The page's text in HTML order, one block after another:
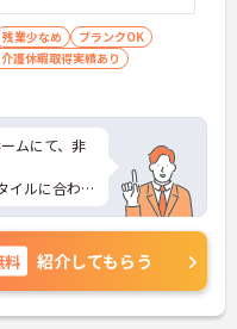
残業少なめ
ブランクOK
護休暇取得実績あり
ムにて、非
イルに合わ
くれる環境
ります◎
なところも
ど、さらに
料 紹介してもらう